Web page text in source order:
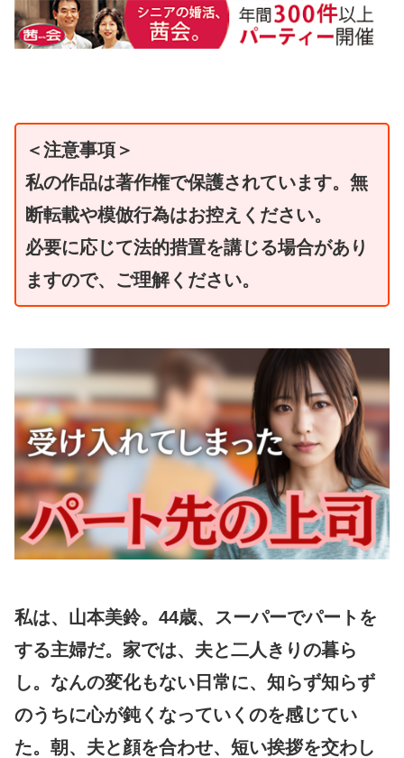
＜注意事項＞
私の作品は著作権で保護されています。無
断転載や模倣行為はお控えください。
必要に応じて法的措置を講じる場合があり
ますので、ご理解ください。
私は、山本美鈴。44歳、スーパーでパートを
する主婦だ。家では、夫と二人きりの暮ら
し。なんの変化もない日常に、知らず知らず
のうちに心が鈍くなっていくのを感じてい
た。朝、夫と顔を合わせ、短い挨拶を交わし